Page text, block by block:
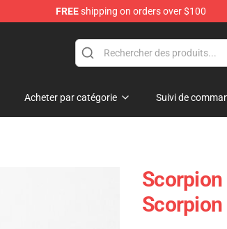
FREEshipping on orders over $100
Acheter par catégorie Suivi de
Scorpion